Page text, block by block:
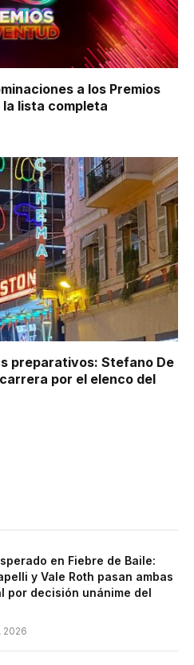
a los Premios
lista completa
preparativos: Stefano De
por el elenco del
en Fiebre de Baile:
y Vale Roth pasan ambas
por decisión unánime del
2026